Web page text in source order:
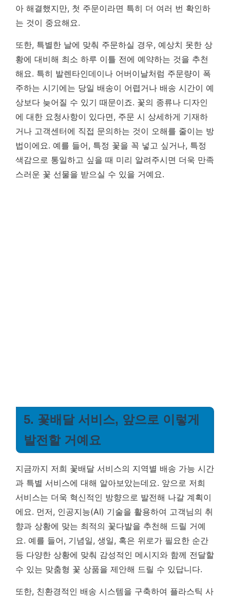
아 해결했지만, 첫 주문이라면 특히 더 여러 번 확인하
는 것이 중요해요.
또한, 특별한 날에 맞춰 주문하실 경우, 예상치 못한 상
황에 대비해 최소 하루 이틀 전에 예약하는 것을 추천
해요. 특히 발렌타인데이나 어버이날처럼 주문량이 폭
주하는 시기에는 당일 배송이 어렵거나 배송 시간이 예
상보다 늦어질 수 있기 때문이죠. 꽃의 종류나 디자인
에 대한 요청사항이 있다면, 주문 시 상세하게 기재하
거나 고객센터에 직접 문의하는 것이 오해를 줄이는 방
법이에요. 예를 들어, 특정 꽃을 꼭 넣고 싶거나, 특정
색감으로 통일하고 싶을 때 미리 알려주시면 더욱 만족
스러운 꽃 선물을 받으실 수 있을 거예요.
5. 꽃배달 서비스, 앞으로 이렇게
발전할 거예요
지금까지 저희 꽃배달 서비스의 지역별 배송 가능 시간
과 특별 서비스에 대해 알아보았는데요. 앞으로 저희
서비스는 더욱 혁신적인 방향으로 발전해 나갈 계획이
에요. 먼저, 인공지능(AI) 기술을 활용하여 고객님의 취
향과 상황에 맞는 최적의 꽃다발을 추천해 드릴 거예
요. 예를 들어, 기념일, 생일, 혹은 위로가 필요한 순간
등 다양한 상황에 맞춰 감성적인 메시지와 함께 전달할
수 있는 맞춤형 꽃 상품을 제안해 드릴 수 있답니다.
또한, 친환경적인 배송 시스템을 구축하여 플라스틱 사